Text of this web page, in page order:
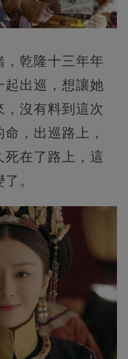
乾隆十三年年
起出巡，想讓她
沒有料到這次
，出巡路上，
在了路上，這
。